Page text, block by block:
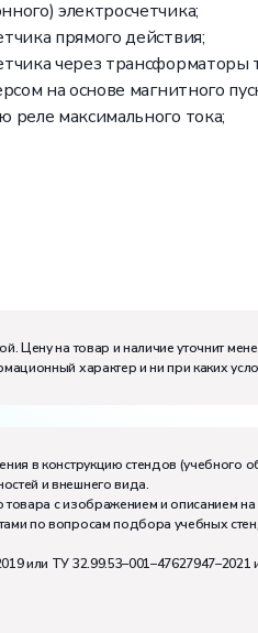
электросчетчика;
прямого действия;
через трансформаторы
на основе магнитного
максимального тока;
I
Цену на товар и наличие уточнит
характер и ни при каких
в конструкцию стендов
и внешнего вида.
с изображением и описанием
по вопросам подбора учебных
или ТУ